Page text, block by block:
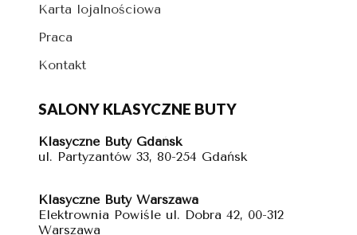
Karta lojalnościowa
Praca
Kontakt
SALONY KLASYCZNE BUTY
Klasyczne Buty Gdańsk
ul. Partyzantów 33, 80-254 Gdańsk
Klasyczne Buty Warszawa
Elektrownia Powiśle ul. Dobra 42, 00-312
Warszawa